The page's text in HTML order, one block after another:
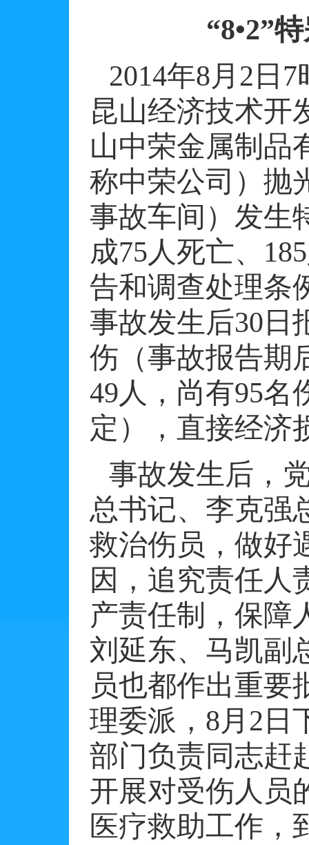
“8•2”
2014年8月 2 日 7
昆山经济技术开
山中荣金属制品
称中荣公司）抛
事故车间）发生
成75人死亡、 185
告和调查处理条
事故发生后30 日
伤（事故报告期
49人，尚有95名
定），直接经济
事故发生后，
总书记、李克强
救治伤员，做好
因，追究责任人
产责任制，保障
刘延东、马凯副
员也都作出重要
理委派， 8月 2 日
部门负责同志赶
开展对受伤人员
医疗救助工作，